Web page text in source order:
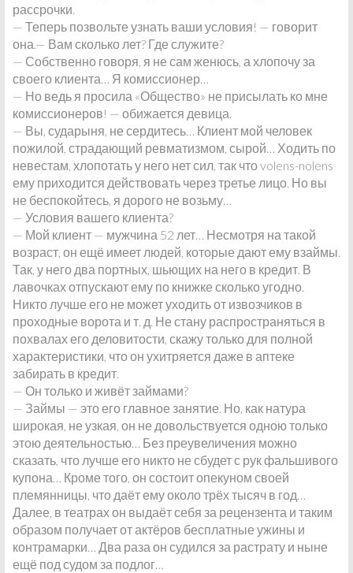
рассрочки.
— Теперь позвольте узнать ваши условия! — говорит
она.— Вам сколько лет? Где служите?
— Собственно говоря, я не сам женюсь, а хлопочу за
своего клиента… Я комиссионер…
— Но ведь я просила «Общество» не присылать ко мне
комиссионеров! — обижается девица.
— Вы, сударыня, не сердитесь… Клиент мой человек
пожилой, страдающий ревматизмом, сырой… Ходить по
невестам, хлопотать у него нет сил, так что volens-nolens
ему приходится действовать через третье лицо. Но вы
не беспокойтесь, я дорого не возьму…
— Условия вашего клиента?
— Мой клиент — мужчина 52 лет… Несмотря на такой
возраст, он ещё имеет людей, которые дают ему взаймы.
Так, у него два портных, шьющих на него в кредит. В
лавочках отпускают ему по книжке сколько угодно.
Никто лучше его не может уходить от извозчиков в
проходные ворота и т. д. Не стану распространяться в
похвалах его деловитости, скажу только для полной
характеристики, что он ухитряется даже в аптеке
забирать в кредит.
— Он только и живёт займами?
— Займы — это его главное занятие. Но, как натура
широкая, не узкая, он не довольствуется одною только
этою деятельностью… Без преувеличения можно
сказать, что лучше его никто не сбудет с рук фальшивого
купона… Кроме того, он состоит опекуном своей
племянницы, что даёт ему около трёх тысяч в год…
Далее, в театрах он выдаёт себя за рецензента и таким
образом получает от актёров бесплатные ужины и
контрамарки… Два раза он судился за растрату и ныне
ещё под судом за подлог…